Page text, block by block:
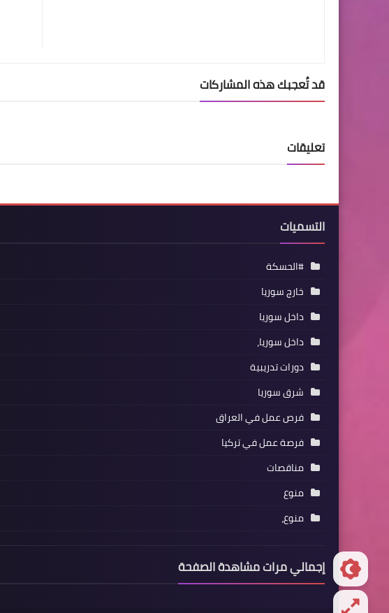
قد تُعجبك هذه المشاركات
تعليقات
التسميات
#الحسكة
خارج سوريا
داخل سوريا
داخل سوريا،
دورات تدريبية
شرق سوريا
فرص عمل في العراق
فرصة عمل في تركيا
مناقصات
منوع
منوع،
إجمالي مرات مشاهدة الصفحة